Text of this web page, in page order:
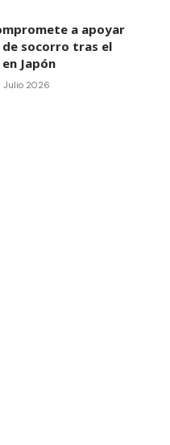
a apoyar
de socorro tras el
Japón
Julio 2026